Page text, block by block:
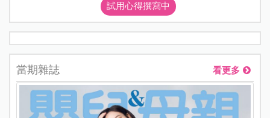
試用心得撰寫中
當期雜誌 看更多